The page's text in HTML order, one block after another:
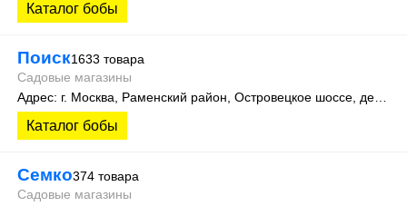
Каталог бобы
Поиск1633 товара
Садовые магазины
Каталог бобы
Семко374 товара
Садовые магазины